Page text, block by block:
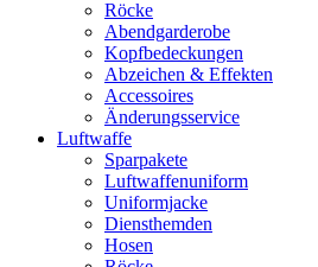
Röcke
Abendgarderobe
Kopfbedeckungen
Abzeichen & Effekten
Accessoires
Änderungsservice
Luftwaffe
Sparpakete
Luftwaffenuniform
Uniformjacke
Diensthemden
Hosen